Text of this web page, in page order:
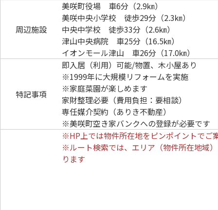
周辺施設
美咲町役場 車6分（2.9㎞）
美咲中央小学校 徒歩29分（2.3㎞）
中央中学校 徒歩33分（2.6㎞）
津山中央病院 車25分（16.5㎞）
イオンモール津山 車26分（17.0㎞）
特記事項
即入居（利用）可能/物置、木小屋あり
※1999年に大規模リフォームを実施
※家庭菜園が楽しめます
家財整理必要（費用負担：要相談）
専任媒介契約（ありき不動産）
※美咲町空き家バンクへの登録が必要です
※HP上では物件所在地をピンポイントでご
※ルート検索では、エリア（物件所在地域
ります